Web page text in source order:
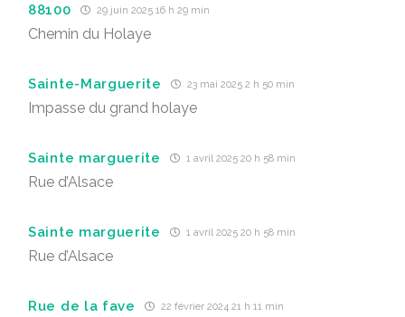
88100 29 juin 2025 16 h 29 min
Chemin du Holaye
Sainte-Marguerite 23 mai 2025 2 h 50 min
Impasse du grand holaye
Sainte marguerite 1 avril 2025 20 h 58 min
Rue d’Alsace
Sainte marguerite 1 avril 2025 20 h 58 min
Rue d’Alsace
Rue de la fave 22 février 2024 21 h 11 min